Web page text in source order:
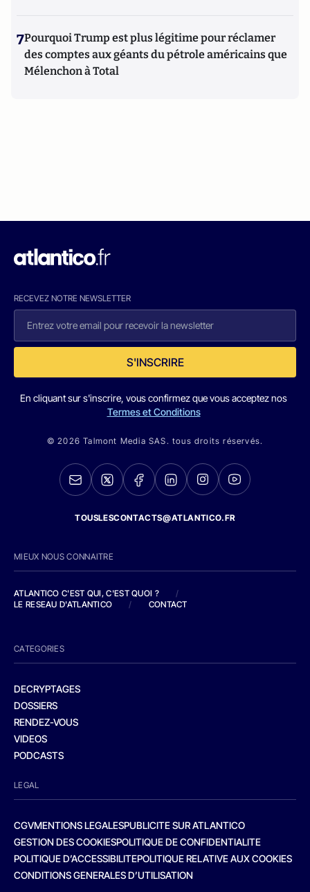
7Pourquoi Trump est plus légitime pour réclamer
des comptes aux géants du pétrole américains que
Mélenchon à Total
RECEVEZ NOTRE NEWSLETTER
S'INSCRIRE
En cliquant sur s'inscrire, vous confirmez que vous acceptez nos
Termes et Conditions
© 2026 Talmont Media SAS. tous droits réservés.
TOUSLESCONTACTS@ATLANTICO.FR
MIEUX NOUS CONNAITRE
ATLANTICO C'EST QUI, C'EST QUOI ?
/
LE RESEAU D'ATLANTICO
/ CONTACT
CATEGORIES
DECRYPTAGES
DOSSIERS
RENDEZ-VOUS
VIDEOS
PODCASTS
LEGAL
CGVMENTIONS LEGALESPUBLICITE SUR ATLANTICO
GESTION DES COOKIESPOLITIQUE DE CONFIDENTIALITE
POLITIQUE D’ACCESSIBILITEPOLITIQUE RELATIVE AUX COOKIES
CONDITIONS GENERALES D’UTILISATION